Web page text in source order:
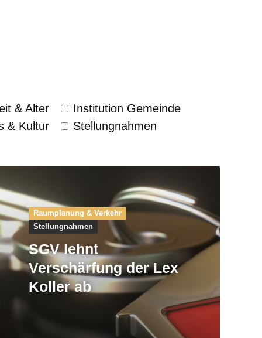
& Alter
Institution Gemeinde
& Kultur
Stellungnahmen
Raumplanung & Verkehr
Stellungnahmen
SGV lehnt
Verschärfung der Lex
Koller ab